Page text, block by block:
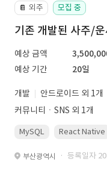
📔 외주 모집 중
기존 개발된 사주/
예상 금액
예상 기간
20일
개발
안드로이드 외 1개
커뮤니티ㆍSNS 외 1개
MySQL React Native
부산광역시 · 등록일자